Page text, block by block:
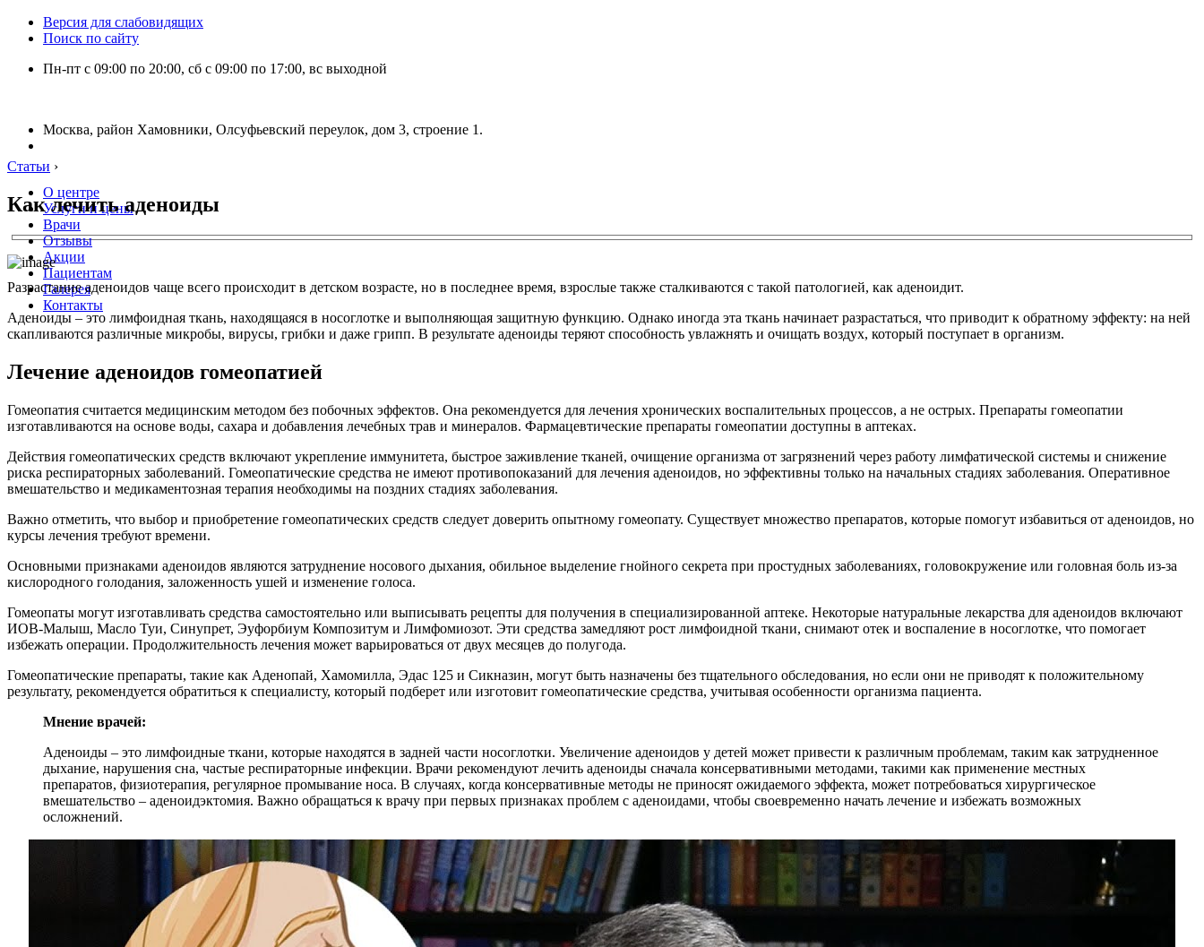
Версия для слабовидящих
Поиск по сайту
Пн-пт с 09:00 по 20:00, сб с 09:00 по 17:00, вс выходной
Москва, район Хамовники, Олсуфьевский переулок, дом 3, строение 1.
О центре
Услуги и цены
Врачи
Отзывы
Акции
Пациентам
Галерея
Контакты
Статьи ›
Как лечить аденоиды
Разрастание аденоидов чаще всего происходит в детском возрасте, но в последнее время, взрослые также сталкиваются с такой патологией, как аденоидит.
Аденоиды – это лимфоидная ткань, находящаяся в носоглотке и выполняющая защитную функцию. Однако иногда эта ткань начинает разрастаться, что приводит к обратному эффекту: на ней
скапливаются различные микробы, вирусы, грибки и даже грипп. В результате аденоиды теряют способность увлажнять и очищать воздух, который поступает в организм.
Лечение аденоидов гомеопатией
Гомеопатия считается медицинским методом без побочных эффектов. Она рекомендуется для лечения хронических воспалительных процессов, а не острых. Препараты гомеопатии
изготавливаются на основе воды, сахара и добавления лечебных трав и минералов. Фармацевтические препараты гомеопатии доступны в аптеках.
Действия гомеопатических средств включают укрепление иммунитета, быстрое заживление тканей, очищение организма от загрязнений через работу лимфатической системы и снижение
риска респираторных заболеваний. Гомеопатические средства не имеют противопоказаний для лечения аденоидов, но эффективны только на начальных стадиях заболевания. Оперативное
вмешательство и медикаментозная терапия необходимы на поздних стадиях заболевания.
Важно отметить, что выбор и приобретение гомеопатических средств следует доверить опытному гомеопату. Существует множество препаратов, которые помогут избавиться от аденоидов, но
курсы лечения требуют времени.
Основными признаками аденоидов являются затруднение носового дыхания, обильное выделение гнойного секрета при простудных заболеваниях, головокружение или головная боль из-за
кислородного голодания, заложенность ушей и изменение голоса.
Гомеопаты могут изготавливать средства самостоятельно или выписывать рецепты для получения в специализированной аптеке. Некоторые натуральные лекарства для аденоидов включают
ИОВ-Малыш, Масло Туи, Синупрет, Эуфорбиум Композитум и Лимфомиозот. Эти средства замедляют рост лимфоидной ткани, снимают отек и воспаление в носоглотке, что помогает
избежать операции. Продолжительность лечения может варьироваться от двух месяцев до полугода.
Гомеопатические препараты, такие как Аденопай, Хамомилла, Эдас 125 и Сикназин, могут быть назначены без тщательного обследования, но если они не приводят к положительному
результату, рекомендуется обратиться к специалисту, который подберет или изготовит гомеопатические средства, учитывая особенности организма пациента.
Мнение врачей:
Аденоиды – это лимфоидные ткани, которые находятся в задней части носоглотки. Увеличение аденоидов у детей может привести к различным проблемам, таким как затрудненное
дыхание, нарушения сна, частые респираторные инфекции. Врачи рекомендуют лечить аденоиды сначала консервативными методами, такими как применение местных
препаратов, физиотерапия, регулярное промывание носа. В случаях, когда консервативные методы не приносят ожидаемого эффекта, может потребоваться хирургическое
вмешательство – аденоидэктомия. Важно обращаться к врачу при первых признаках проблем с аденоидами, чтобы своевременно начать лечение и избежать возможных
осложнений.